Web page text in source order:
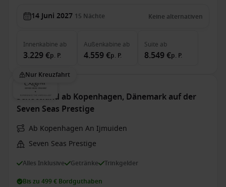
14 Juni 2027 15 Nächte Keine alternativen
Innenkabine ab
3.229 €p. P.
Außenkabine ab
4.559 €p. P.
Suite ab
8.549 €p. P.
Nur Kreuzfahrt
Schottland ab Kopenhagen, Dänemark auf der
Seven Seas Prestige
Ab Kopenhagen An Ijmuiden
Seven Seas Prestige
Alles Inklusive Getränke Trinkgelder
Bis zu 499 € Bordguthaben